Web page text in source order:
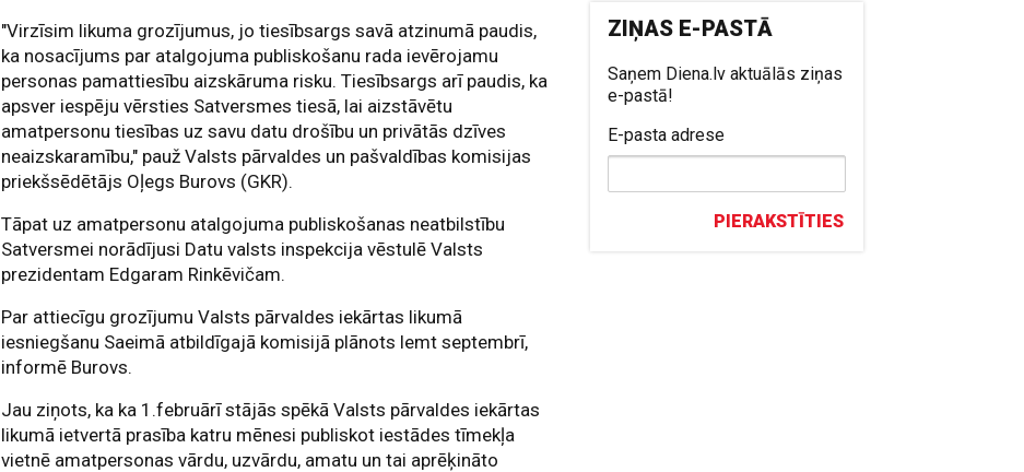
"Virzīsim likuma grozījumus, jo tiesībsargs savā atzinumā paudis,
ka nosacījums par atalgojuma publiskošanu rada ievērojamu
personas pamattiesību aizskāruma risku. Tiesībsargs arī paudis, ka
apsver iespēju vērsties Satversmes tiesā, lai aizstāvētu
amatpersonu tiesības uz savu datu drošību un privātās dzīves
neaizskaramību," pauž Valsts pārvaldes un pašvaldības komisijas
priekšsēdētājs Oļegs Burovs (GKR).
Tāpat uz amatpersonu atalgojuma publiskošanas neatbilstību
Satversmei norādījusi Datu valsts inspekcija vēstulē Valsts
prezidentam Edgaram Rinkēvičam.
Par attiecīgu grozījumu Valsts pārvaldes iekārtas likumā
iesniegšanu Saeimā atbildīgajā komisijā plānots lemt septembrī,
informē Burovs.
Jau ziņots, ka ka 1.februārī stājās spēkā Valsts pārvaldes iekārtas
likumā ietvertā prasība katru mēnesi publiskot iestādes tīmekļa
vietnē amatpersonas vārdu, uzvārdu, amatu un tai aprēķināto
ZIŅAS E-PASTĀ
Saņem Diena.lv aktuālās ziņas
e-pastā!
E-pasta adrese
PIERAKSTĪTIES